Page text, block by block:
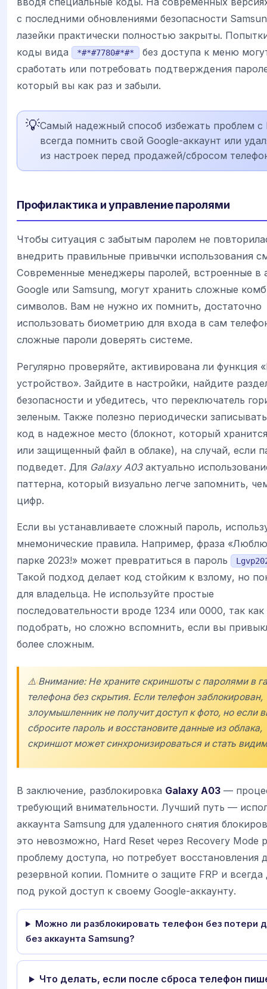
с последними обновлениями безопасности
лазейки практически полностью закрыты.
коды вида
*#*#7780#*#*
без доступа к меню
сработать или потребовать подтверждения
который вы как раз и забыли.
💡Самый надежный способ избежать проблем с
всегда помнить свой Google-аккаунт или
из настроек перед продажей/сбросом
Профилактика и управление паролями
Чтобы ситуация с забытым паролем не
внедрить правильные привычки использования
Современные менеджеры паролей, встроенные в
Google или Samsung, могут хранить сложные
символов. Вам не нужно их помнить, достаточно
использовать биометрию для входа в сам
сложные пароли доверять системе.
Регулярно проверяйте, активирована ли функция
устройство». Зайдите в настройки, найдите
безопасности и убедитесь, что переключатель
зеленым. Также полезно периодически
код в надежное место (блокнот, который
или защищенный файл в облаке), на случай, если
подведет. Для Galaxy A03актуально
паттерна, который визуально легче запомнить,
цифр.
Если вы устанавливаете сложный пароль,
мнемонические правила. Например, фраза «Люблю
парке 2023!» может превратиться в пароль
Такой подход делает код стойким к взлому, но
для владельца. Не используйте простые
последовательности вроде 1234 или 0000, так как
подобрать, но сложно вспомнить, если вы
более сложным.
⚠️ Внимание: Не храните скриншоты с паролями в
телефона без скрытия. Если телефон заблокирован,
злоумышленник не получит доступ к фото, но если
сбросите пароль и восстановите данные из облака,
скриншот может синхронизироваться и стать
В заключение, разблокировка Galaxy A03 —
требующий внимательности. Лучший путь —
аккаунта Samsung для удаленного снятия
это невозможно, Hard Reset через Recovery Mode
проблему доступа, но потребует восстановления
резервной копии. Помните о защите FRP и
под рукой доступ к своему Google-аккаунту.
Можно ли разблокировать телефон без потери
без аккаунта Samsung?
Что делать, если после сброса телефон